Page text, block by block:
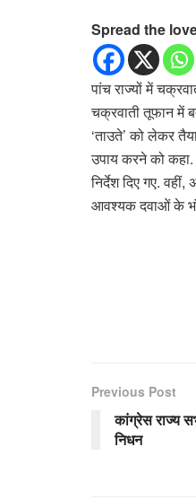
Spread the
पांच राज्यों में
चक्रवाती तूफान में
‘ताउते’ को लेकर
उपाय करने को
निर्देश दिए गए.
आवश्यक दवाओं के
Previous Post
कांग्रेस राज्य
निधन